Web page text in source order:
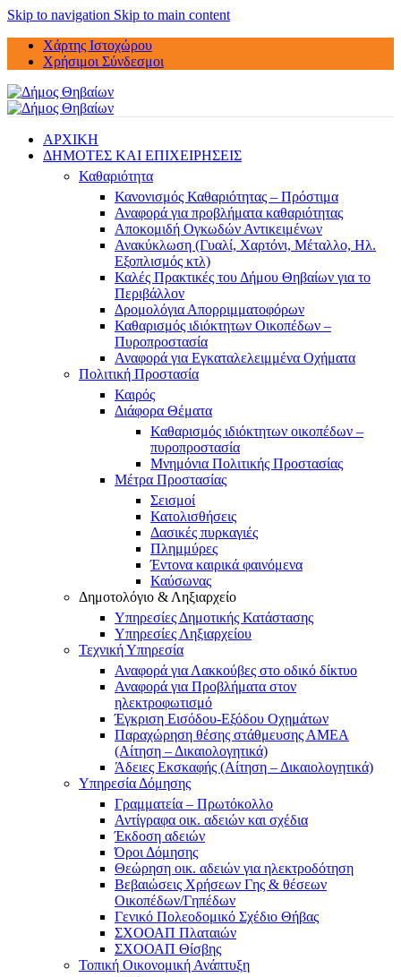
Skip to navigation Skip to main content
Χάρτης Ιστοχώρου
Χρήσιμοι Σύνδεσμοι
ΑΡΧΙΚΗ
ΔΗΜΟΤΕΣ ΚΑΙ ΕΠΙΧΕΙΡΗΣΕΙΣ
Καθαριότητα
Κανονισμός Καθαριότητας – Πρόστιμα
Αναφορά για προβλήματα καθαριότητας
Αποκομιδή Ογκωδών Αντικειμένων
Ανακύκλωση (Γυαλί, Χαρτόνι, Μέταλλο, Ηλ.
Εξοπλισμός κτλ)
Καλές Πρακτικές του Δήμου Θηβαίων για το
Περιβάλλον
Δρομολόγια Απορριμματοφόρων
Καθαρισμός ιδιόκτητων Οικοπέδων –
Πυροπροστασία
Αναφορά για Εγκαταλελειμμένα Οχήματα
Πολιτική Προστασία
Καιρός
Διάφορα Θέματα
Καθαρισμός ιδιόκτητων οικοπέδων –
πυροπροστασία
Μνημόνια Πολιτικής Προστασίας
Μέτρα Προστασίας
Σεισμοί
Κατολισθήσεις
Δασικές πυρκαγιές
Πλημμύρες
Έντονα καιρικά φαινόμενα
Καύσωνας
Δημοτολόγιο & Ληξιαρχείο
Υπηρεσίες Δημοτικής Κατάστασης
Υπηρεσίες Ληξιαρχείου
Τεχνική Υπηρεσία
Αναφορά για Λακκούβες στο οδικό δίκτυο
Αναφορά για Προβλήματα στον
ηλεκτροφωτισμό
Έγκριση Εισόδου-Εξόδου Οχημάτων
Παραχώρηση θέσης στάθμευσης ΑΜΕΑ
(Αίτηση – Δικαιολογητικά)
Άδειες Εκσκαφής (Αίτηση – Δικαιολογητικά)
Υπηρεσία Δόμησης
Γραμματεία – Πρωτόκολλο
Αντίγραφα οικ. αδειών και σχέδια
Έκδοση αδειών
Όροι Δόμησης
Θεώρηση οικ. αδειών για ηλεκτροδότηση
Βεβαιώσεις Χρήσεων Γης & θέσεων
Οικοπέδων/Γηπέδων
Γενικό Πολεοδομικό Σχέδιο Θήβας
ΣΧΟΟΑΠ Πλαταιών
ΣΧΟΟΑΠ Θίσβης
Τοπική Οικονομική Ανάπτυξη